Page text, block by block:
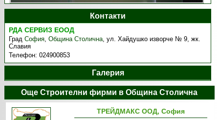
Контакти
РДА СЕРВИЗ ЕООД
ГрадСофия,Община Столична,ул. Хайдушко изворче № 9, жк.
Славия
Телефон:024900853
Галерия
Още Строителни фирми в Община Столична
ТРЕЙДМАКС ООД, София